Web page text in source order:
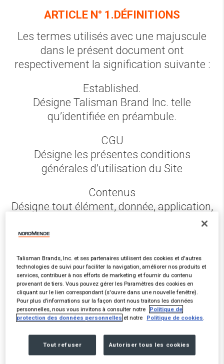
ARTICLE N° 1.DÉFINITIONS
Les termes utilisés avec une majuscule
dans le présent document ont
respectivement la signification suivante :
Established.
Désigne Talisman Brand Inc. telle
qu’identifiée en préambule.
CGU
Désigne les présentes conditions
générales d’utilisation du Site
Contenus
Désigne tout élément, donnée, application,
logiciel, interface, base de données, œuvre
ou composante de toute nature et de tout
visuels, images, sons, vidéos, photos,
illustrations, dessins, icônes, créations
informatiques ou infographiques,
animations audio et/ou vidéo du Site.
Désigne tous droits et/ou titres de
propriété intellectuelle au sens du Code de
Talisman Brands, Inc. et ses partenaires utilisent des cookies et d'autres
technologies de suivi pour faciliter la navigation, améliorer nos produits et
services, contribuer à nos efforts de marketing et fournir du contenu
provenant de tiers. Vous pouvez gérer les Paramètres des cookies en
cliquant sur le lien correspondant (s'ouvre dans une nouvelle fenêtre).
Pour plus d’informations sur la façon dont nous traitons les données
personnelles, nous vous invitons à consulter notre
Politique de
protection des données personnelles et notre Politique de cookies.
Tout refuser Autoriser tous les cookies